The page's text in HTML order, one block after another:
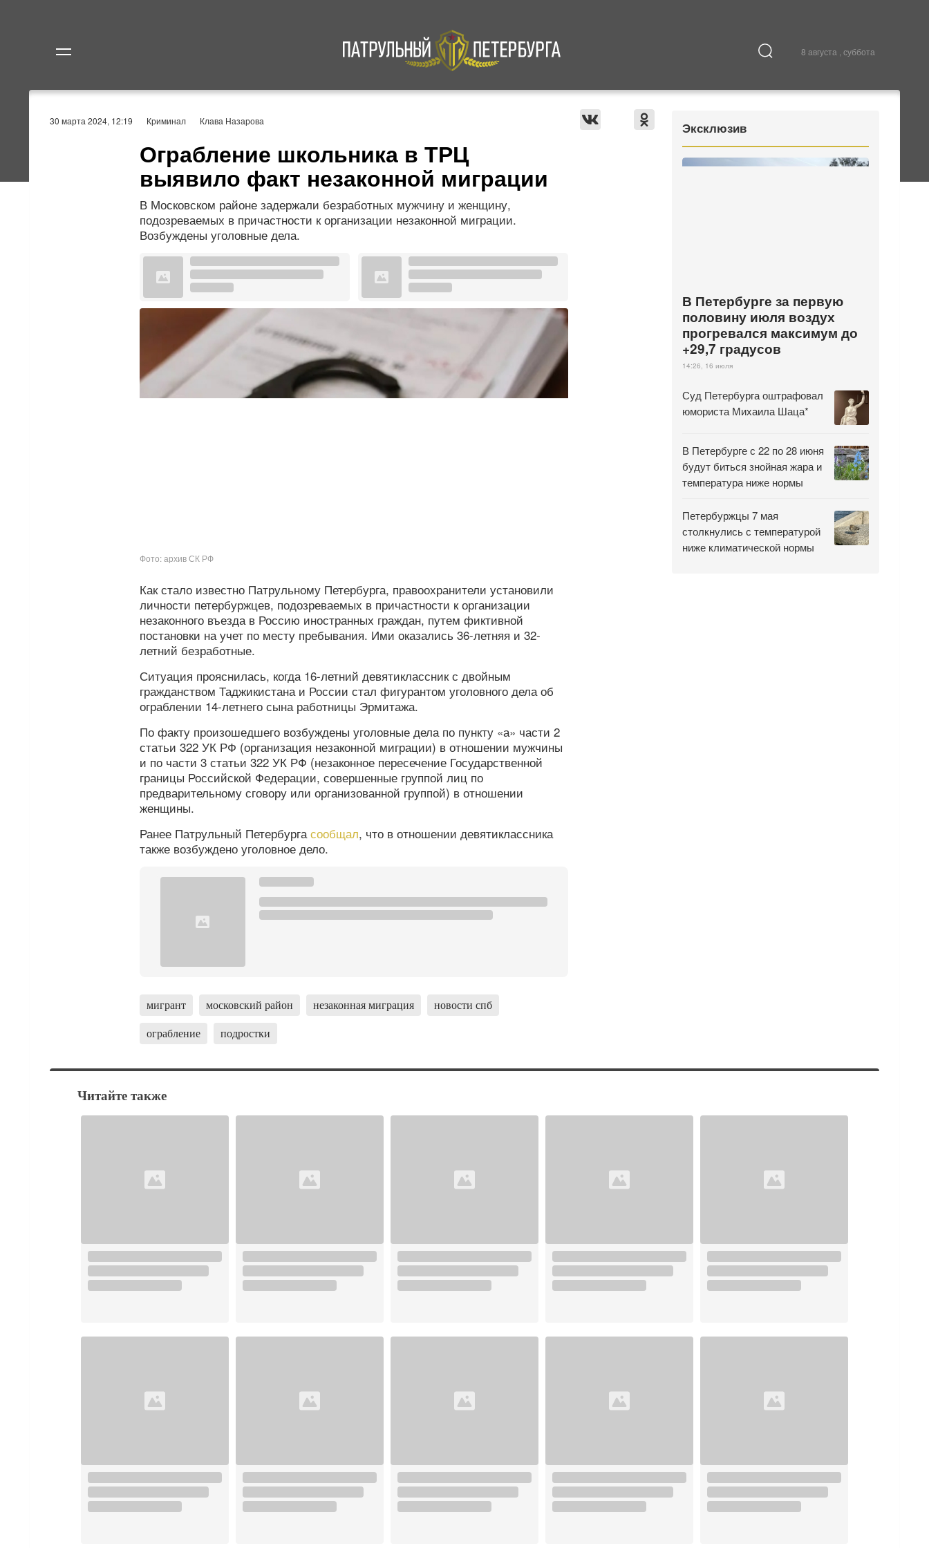
8 августа , суббота
Происшествия Культура
30 марта 2024, 12:19 Криминал Клава Назарова
Ограбление школьника в ТРЦ
выявило факт незаконной миграции
В Московском районе задержали безработных мужчину и женщину,
подозреваемых в причастности к организации незаконной миграции.
Возбуждены уголовные дела.
Фото: архив СК РФ
Как стало известно Патрульному Петербурга, правоохранители установили
личности петербуржцев, подозреваемых в причастности к организации
незаконного въезда в Россию иностранных граждан, путем фиктивной
постановки на учет по месту пребывания. Ими оказались 36-летняя и 32-
летний безработные.
Ситуация прояснилась, когда 16-летний девятиклассник с двойным
гражданством Таджикистана и России стал фигурантом уголовного дела об
ограблении 14-летнего сына работницы Эрмитажа.
По факту произошедшего возбуждены уголовные дела по пункту «а» части 2
статьи 322 УК РФ (организация незаконной миграции) в отношении мужчины
и по части 3 статьи 322 УК РФ (незаконное пересечение Государственной
границы Российской Федерации, совершенные группой лиц по
предварительному сговору или организованной группой) в отношении
женщины.
Ранее Патрульный Петербургасообщал, что в отношении девятиклассника
также возбуждено уголовное дело.
мигрант московский район незаконная миграция
новости спб
ограбление
подростки
Эксклюзив
В Петербурге за первую
половину июля воздух
прогревался максимум до
+29,7 градусов
14:26, 16 июля
Суд Петербурга оштрафовал
юмориста Михаила Шаца*
В Петербурге с 22 по 28 июня
будут биться знойная жара и
температура ниже нормы
Петербуржцы 7 мая
столкнулись с температурой
ниже климатической нормы
Читайте также